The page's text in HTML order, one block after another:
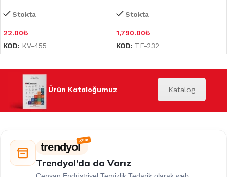
Stokta
22.00₺
KOD: KV-455
Stokta
1,790.00₺
KOD: TE-232
Ürün Kataloğumuz Katalog
trendyol
Trendyol’da da Varız